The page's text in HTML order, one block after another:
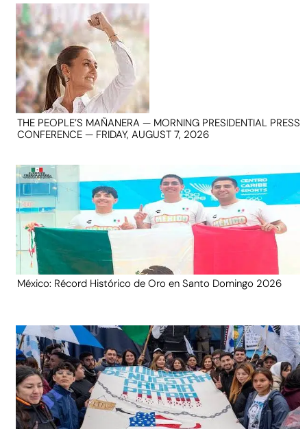
THE PEOPLE’S MAÑANERA — MORNING PRESIDENTIAL PRESS
CONFERENCE — FRIDAY, AUGUST 7, 2026
México: Récord Histórico de Oro en Santo Domingo 2026